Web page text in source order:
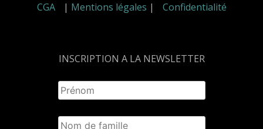
CGA | Mentions légales | Confidentialité
INSCRIPTION A LA NEWSLETTER